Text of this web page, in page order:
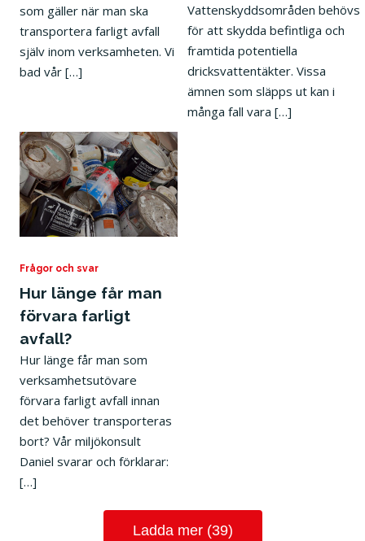
som gäller när man ska
transportera farligt avfall
själv inom verksamheten. Vi
bad vår […]
Vattenskyddsområden behövs
för att skydda befintliga och
framtida potentiella
dricksvattentäkter. Vissa
ämnen som släpps ut kan i
många fall vara […]
Frågor och svar
Hur länge får man
förvara farligt
avfall?
Hur länge får man som
verksamhetsutövare
förvara farligt avfall innan
det behöver transporteras
bort? Vår miljökonsult
Daniel svarar och förklarar:
[…]
Ladda mer (39)